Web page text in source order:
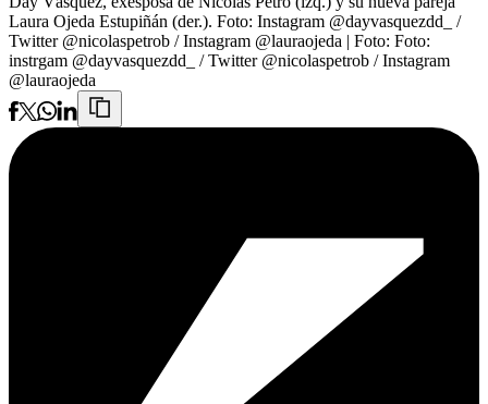
Laura Ojeda Estupiñán (der.). Foto: Instagram @dayvasquezdd_ /
Twitter @nicolaspetrob / Instagram @lauraojeda | Foto: Foto:
instrgam @dayvasquezdd_ / Twitter @nicolaspetrob / Instagram
@lauraojeda